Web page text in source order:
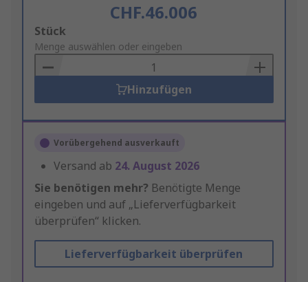
CHF.46.006
Add
to
Basket
Stück
Menge auswählen oder eingeben
Hinzufügen
Vorübergehend ausverkauft
Versand ab 24. August 2026
Sie benötigen mehr? Benötigte Menge
eingeben und auf „Lieferverfügbarkeit
überprüfen“ klicken.
Lieferverfügbarkeit überprüfen